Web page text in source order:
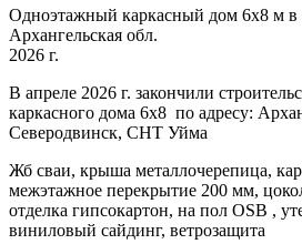
Одноэтажный каркасный дом 6х8 м
Архангельская обл.
2026 г.
В апреле 2026 г. закончили
каркасного дома 6х8 по адресу:
Северодвинск, СНТ Уйма
Жб сваи, крыша металлочерепица,
межэтажное перекрытие 200 мм,
отделка гипсокартон, на пол OSB ,
виниловый сайдинг, ветрозащита